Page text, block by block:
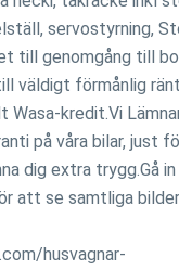
servostyrning,
till genomgång till
väldigt förmånlig
Wasa-kredit.Vi
på våra bilar, just
dig extra trygg.Gå
att se samtliga
husvagnar-